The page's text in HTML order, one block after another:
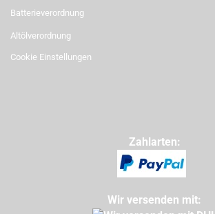
Batterieverordnung
Altölverordnung
Cookie Einstellungen
Zahlarten:
Wir versenden mit: